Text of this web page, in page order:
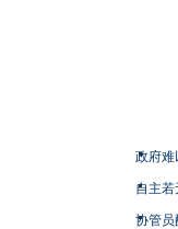
政府难
自主
协管员